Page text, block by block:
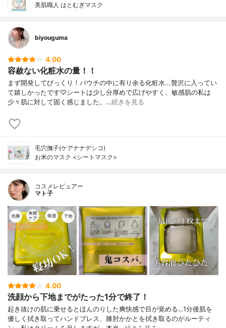
美肌職人 はとむぎマスク
biyouguma
4.00
容赦ない化粧水の量！！
まず開発してびっくり！パウチの中に有り余る化粧水...贅沢に入ってい
て嬉しかったです♡シートは少し分厚めで広げやすく、敏感肌の私は
少々肌に対して固く感じました。…続きを見る
毛穴撫子(ケアナナデシコ)
お米のマスク <シートマスク>
コスメレビュアー
マト子
4.00
洗顔から下地までがたった1分で終了！
起き抜けの肌に乗せるとほんのりした爽快感で目が覚める…1分後肌を
優しく拭き取ってハンドプレス、膝肘かかとを拭き取るのがルーティ